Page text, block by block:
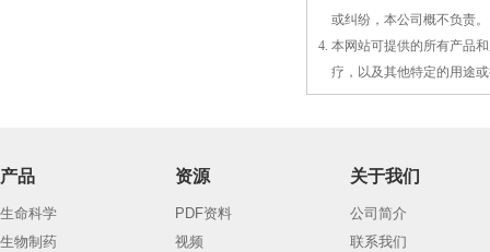
或纠纷，本公司概不负责。
4. 本网站可提供的所有产品
疗，以及其他特定的用途
产品
生命科学
生物制药
资源
PDF资料
视频
关于我们
公司简介
联系我们